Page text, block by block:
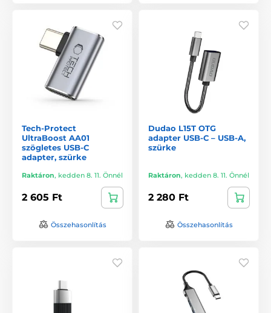
Tech-Protect
UltraBoost AA01
szögletes USB-C
adapter, szürke
Raktáron, kedden 8. 11. Önnél
2 605 Ft
Összehasonlítás
Dudao L15T OTG
adapter USB-C – USB-A,
szürke
Raktáron, kedden 8. 11. Önnél
2 280 Ft
Összehasonlítás